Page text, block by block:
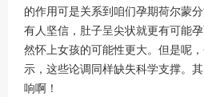
的作用可是关系到咱们孕期荷尔蒙
有人坚信，肚子呈尖状就更有可能
然怀上女孩的可能性更大。但是呢
示，这些论调同样缺失科学支撑。
响啊！